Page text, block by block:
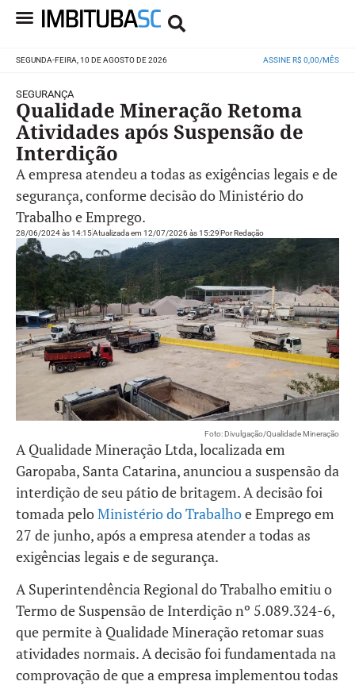
SEGUNDA-FEIRA, 10 DE AGOSTO DE 2026 ASSINE R$ 0,00/MÊS
SEGURANÇA
Qualidade Mineração Retoma
Atividades após Suspensão de
Interdição
A empresa atendeu a todas as exigências legais e de
segurança, conforme decisão do Ministério do
Trabalho e Emprego.
28/06/2024 às 14:15Atualizada em 12/07/2026 às 15:29PorRedação
Foto: Divulgação/Qualidade Mineração
A Qualidade Mineração Ltda, localizada em
Garopaba, Santa Catarina, anunciou a suspensão da
interdição de seu pátio de britagem. A decisão foi
tomada peloMinistério do Trabalhoe Emprego em
27 de junho, após a empresa atender a todas as
exigências legais e de segurança.
A Superintendência Regional do Trabalho emitiu o
Termo de Suspensão de Interdição nº 5.089.324-6,
que permite à Qualidade Mineração retomar suas
atividades normais. A decisão foi fundamentada na
comprovação de que a empresa implementou todas